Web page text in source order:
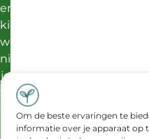
Om de beste ervaringen te
informatie over je apparaat op
en
kies
welke
nieuwsbrief
je
wilt
ontvangen: